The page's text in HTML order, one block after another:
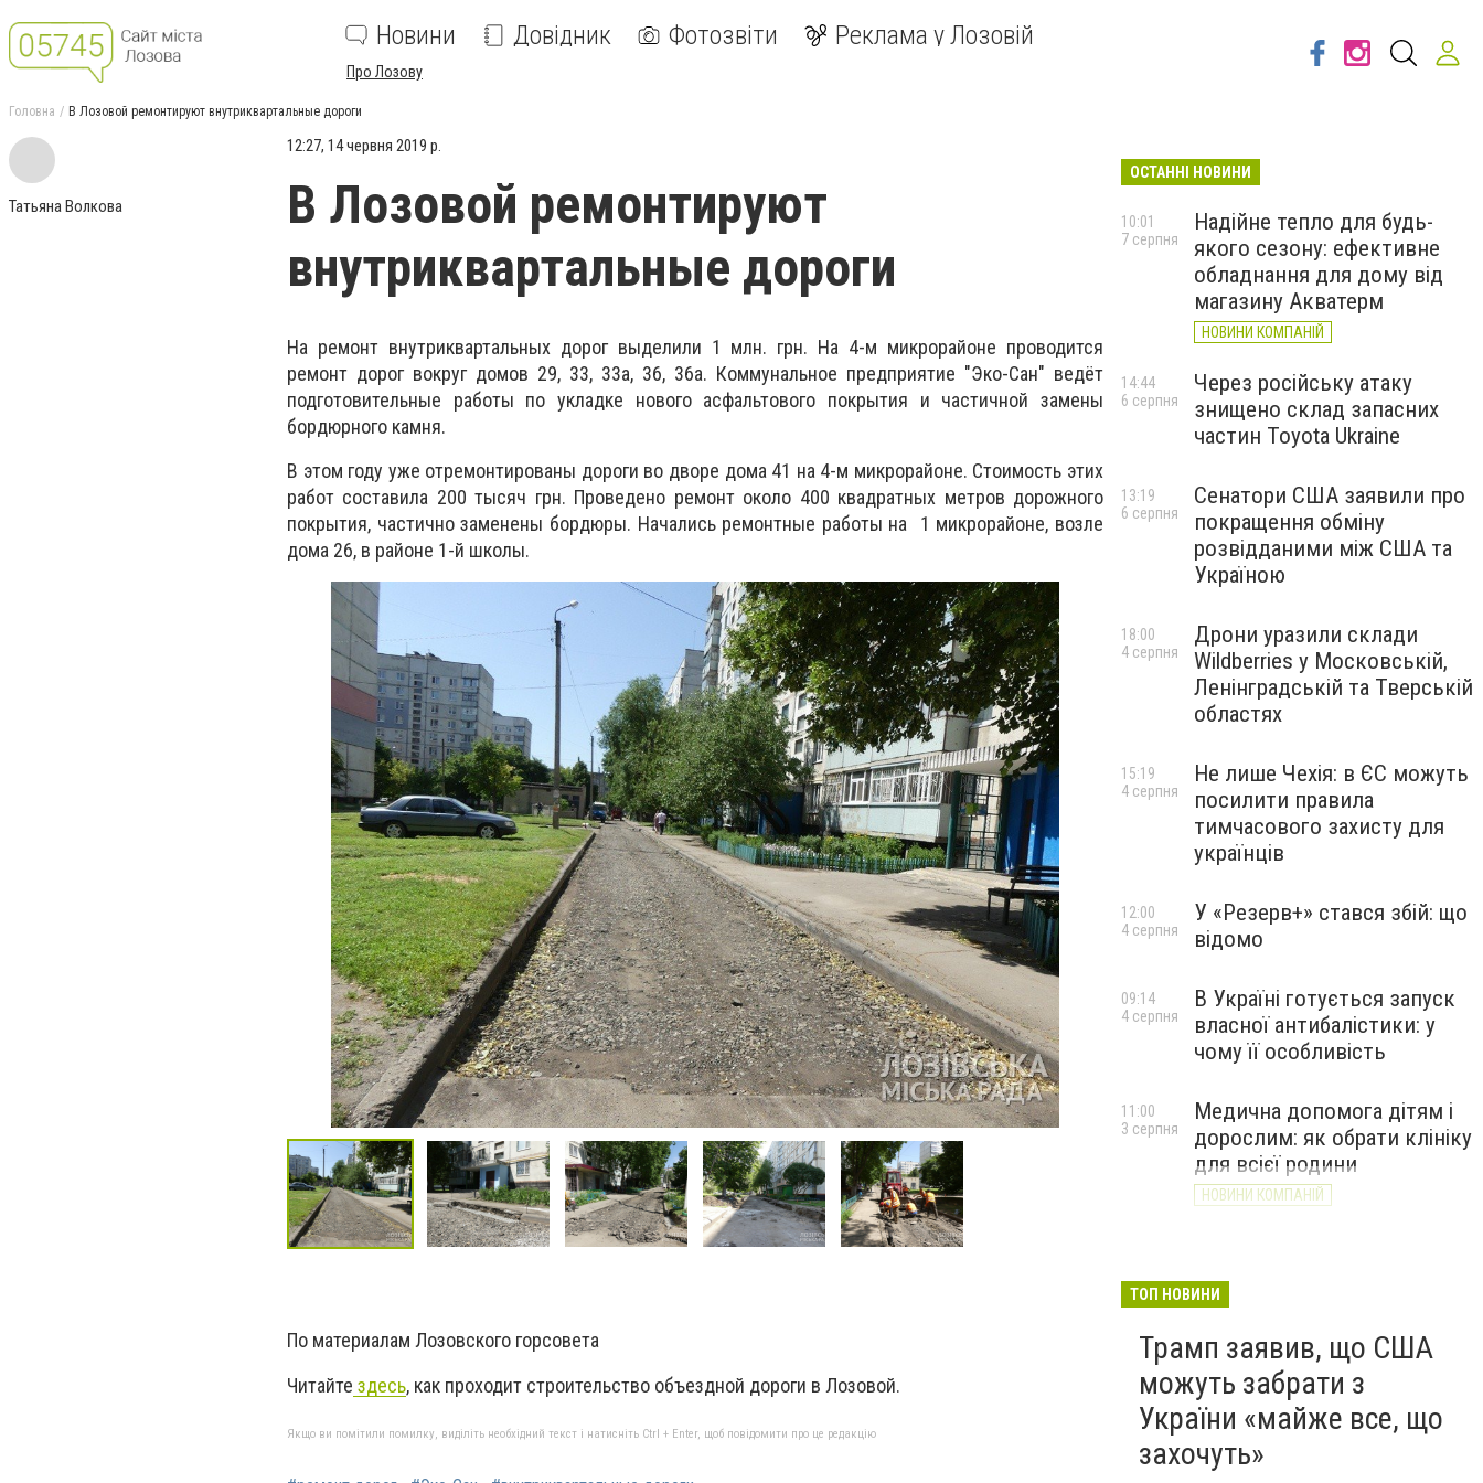
Новини Довідник Фотозвіти Реклама у Лозовій
Про Лозову
Головна В Лозовой ремонтируют внутриквартальные дороги
Татьяна Волкова
12:27, 14 червня 2019 р.
В Лозовой ремонтируют
внутриквартальные дороги
На ремонт внутриквартальных дорог выделили 1 млн. грн. На 4-м микрорайоне проводится
ремонт дорог вокруг домов 29, 33, 33а, 36, 36а. Коммунальное предприятие "Эко-Сан" ведёт
подготовительные работы по укладке нового асфальтового покрытия и частичной замены
бордюрного камня.
В этом году уже отремонтированы дороги во дворе дома 41 на 4-м микрорайоне. Стоимость этих
работ составила 200 тысяч грн. Проведено ремонт около 400 квадратных метров дорожного
покрытия, частично заменены бордюры. Начались ремонтные работы на 1 микрорайоне, возле
дома 26, в районе 1-й школы.
По материалам Лозовского горсовета
Читайте здесь, как проходит строительство объездной дороги в Лозовой.
Якщо ви помітили помилку, виділіть необхідний текст і натисніть Ctrl + Enter, щоб повідомити про це редакцію
ОСТАННІ НОВИНИ
Надійне тепло для будь-
якого сезону: ефективне
обладнання для дому від
магазину Акватерм
НОВИНИ КОМПАНІЙ
10:01
7 серпня
Через російську атаку
знищено склад запасних
частин Toyota Ukraine
14:44
6 серпня
Сенатори США заявили про
покращення обміну
розвідданими між США та
Україною
13:19
6 серпня
Дрони уразили склади
Wildberries у Московській,
Ленінградській та Тверській
областях
18:00
4 серпня
Не лише Чехія: в ЄС можуть
посилити правила
тимчасового захисту для
українців
15:19
4 серпня
У «Резерв+» стався збій: що
відомо
12:00
4 серпня
В Україні готується запуск
власної антибалістики: у
чому її особливість
09:14
4 серпня
Медична допомога дітям і
дорослим: як обрати клініку
для всієї родини
НОВИНИ КОМПАНІЙ
11:00
3 серпня
ТОП НОВИНИ
Трамп заявив, що США
можуть забрати з
України «майже все, що
захочуть»